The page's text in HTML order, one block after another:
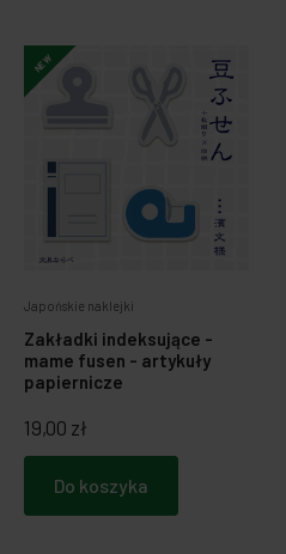
Japońskie naklejki
Zakładki indeksujące -
mame fusen - artykuły
papiernicze
19,00 zł
Do koszyka
NEW